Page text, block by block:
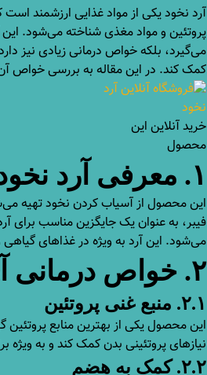
آرد نخود یکی از مواد غذایی ارزشمند
پروتئین و مواد مغذی شناخته می‌شود. این
می‌گیرد، بلکه خواص درمانی زیادی نیز
کمک کند. در این مقاله به بررسی خواص
خرید آنلاین این
محصول
۱. معرفی آرد نخود
این محصول از آسیاب کردن نخود تهیه
فیبر، به عنوان یک جایگزین مناسب برای
می‌شود. این آرد به ویژه در غذاهای
۲. خواص درمانی آن
۲.۱. منبع غنی پروتئین
این محصول یکی از بهترین منابع
نیازهای پروتئینی بدن کمک کند و به ویژه
۲.۲. کمک به هضم